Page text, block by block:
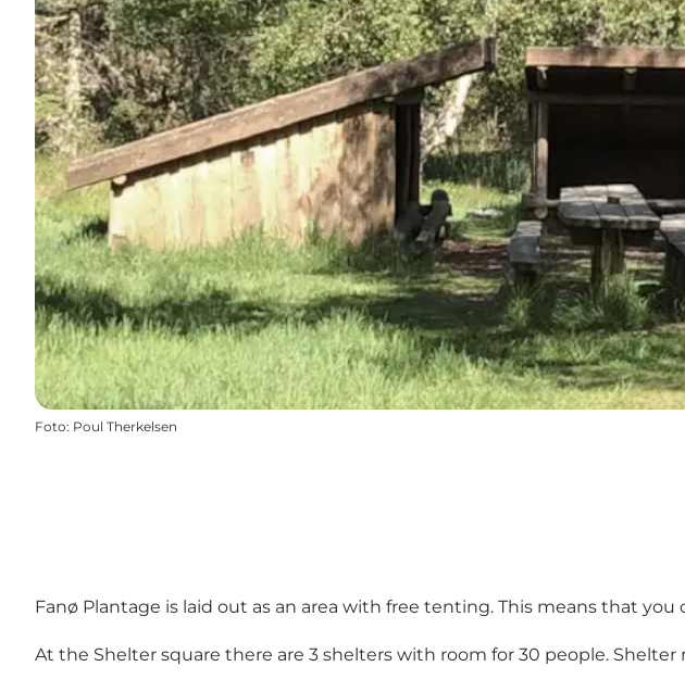
Foto: Poul Therkelsen
Fanø Plantage is laid out as an area with free tenting. This means that
At the Shelter square there are 3 shelters with room for 30 people. Shelter